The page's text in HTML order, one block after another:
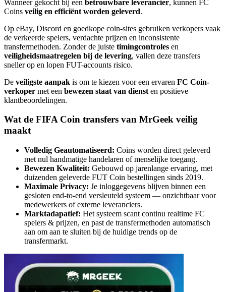
Wanneer gekocht bij een betrouwbare leverancier, kunnen FC
Coins veilig en efficiënt worden geleverd.
Op eBay, Discord en goedkope coin-sites gebruiken verkopers vaak
de verkeerde spelers, verdachte prijzen en inconsistente
transfermethoden. Zonder de juiste timingcontroles en
veiligheidsmaatregelen bij de levering, vallen deze transfers
sneller op en lopen FUT-accounts risico.
De veiligste aanpak is om te kiezen voor een ervaren FC Coin-
verkoper met een bewezen staat van dienst en positieve
klantbeoordelingen.
Wat de FIFA Coin transfers van MrGeek veilig
maakt
Volledig Geautomatiseerd: Coins worden direct geleverd
met nul handmatige handelaren of menselijke toegang.
Bewezen Kwaliteit: Gebouwd op jarenlange ervaring, met
duizenden geleverde FUT Coin bestellingen sinds 2019.
Maximale Privacy: Je inloggegevens blijven binnen een
gesloten end-to-end versleuteld systeem — onzichtbaar voor
medewerkers of externe leveranciers.
Marktadapatief: Het systeem scant continu realtime FC
spelers & prijzen, en past de transfermethoden automatisch
aan om aan te sluiten bij de huidige trends op de
transfermarkt.